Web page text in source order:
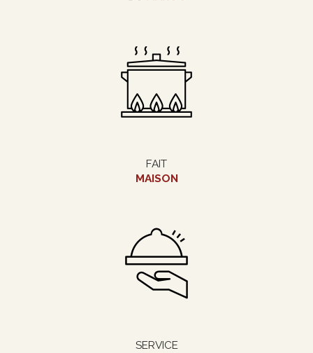
FAIT
MAISON
SERVICE